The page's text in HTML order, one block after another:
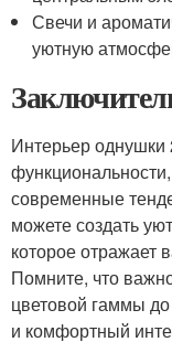
Свечи и
уютную
Интерьер однушки
современные
можете создать
которое отражает
Помните, что
цветовой гаммы
и комфортный